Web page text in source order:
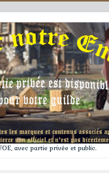
avec partie privée et public.